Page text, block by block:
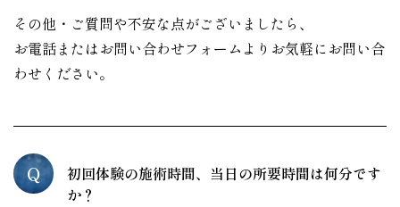
その他・ご質問や不安な点がございましたら、
お電話またはお問い合わせフォームよりお気軽にお問い合
わせください。
Q
初回体験の施術時間、当日の所要時間は何分です
か？